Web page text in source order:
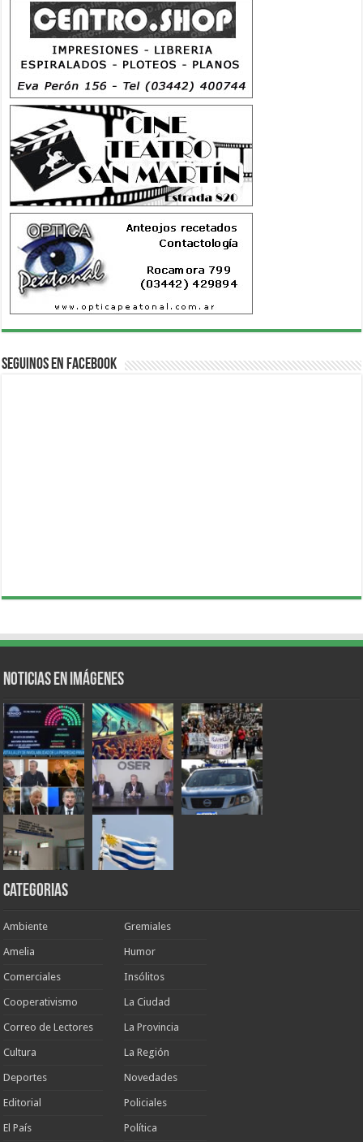
Seguinos en Facebook
Noticias en Imágenes
Categorias
Ambiente
Amelia
Comerciales
Cooperativismo
Correo de Lectores
Cultura
Deportes
Editorial
El País
Gremiales
Humor
Insólitos
La Ciudad
La Provincia
La Región
Novedades
Policiales
Política